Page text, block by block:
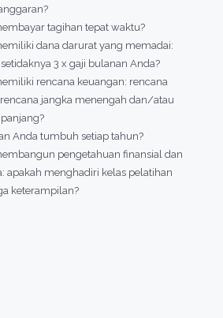
tagihan tepat waktu?
dana darurat yang memadai:
3 x gaji bulanan Anda?
rencana keuangan: rencana
jangka menengah dan/atau
Anda tumbuh setiap tahun?
pengetahuan finansial dan
apakah menghadiri kelas pelatihan
keterampilan?